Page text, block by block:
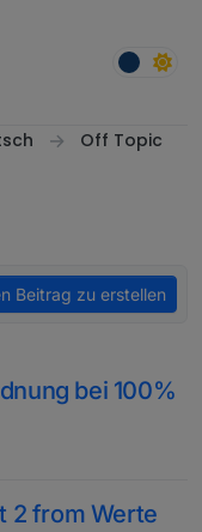
Off Topic
Beitrag zu erstellen
bei 100%
2 from Werte